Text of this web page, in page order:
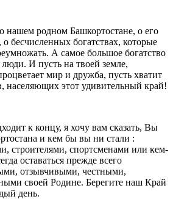
нашем родном Башкортостане, о его
бесчисленных богатствах, которые
А самое большое богатство
люди. И пусть на твоей земле,
мир и дружба, пусть хватит
населяющих этот удивительный край!
к концу, я хочу вам сказать, Вы
и кем бы вы ни стали :
строителями, спортсменами или кем-
оставаться прежде всего
отзывчивыми, честными,
своей Родине. Берегите наш Край
день.